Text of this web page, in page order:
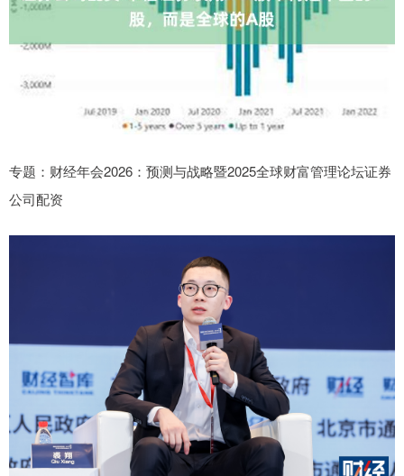
专题：财经年会2026：预测与战略暨2025全球财富管理论坛证券
公司配资